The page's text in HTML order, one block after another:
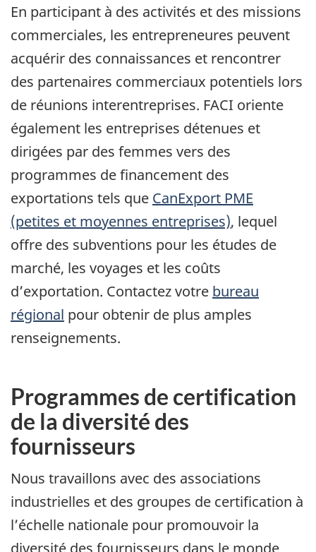
En participant à des activités et des missions
commerciales, les entrepreneures peuvent
acquérir des connaissances et rencontrer
des partenaires commerciaux potentiels lors
de réunions interentreprises. FACI oriente
également les entreprises détenues et
dirigées par des femmes vers des
programmes de financement des
exportations tels que CanExport PME
(petites et moyennes entreprises), lequel
offre des subventions pour les études de
marché, les voyages et les coûts
d’exportation. Contactez votre bureau
régional pour obtenir de plus amples
renseignements.
Programmes de certification
de la diversité des
fournisseurs
Nous travaillons avec des associations
industrielles et des groupes de certification à
l’échelle nationale pour promouvoir la
diversité des fournisseurs dans le monde